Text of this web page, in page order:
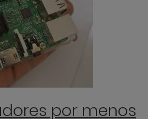
por menos